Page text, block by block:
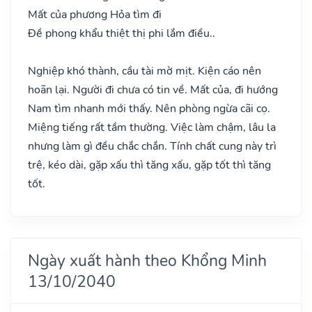
Mất của phương Hỏa tìm đi
Đề phong khẩu thiệt thị phi lắm điều..
Nghiệp khó thành, cầu tài mờ mịt. Kiện cáo nên
hoãn lại. Người đi chưa có tin về. Mất của, đi hướng
Nam tìm nhanh mới thấy. Nên phòng ngừa cãi cọ.
Miệng tiếng rất tầm thường. Việc làm chậm, lâu la
nhưng làm gì đều chắc chắn. Tính chất cung này trì
trệ, kéo dài, gặp xấu thì tăng xấu, gặp tốt thì tăng
tốt.
Ngày xuất hành theo Khổng Minh
13/10/2040